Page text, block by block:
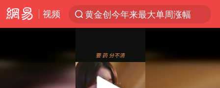
视频
黄金创今年来最大单周涨幅
台风白海豚闭眼意味着什么
峰哥实名举报汪海林偷税漏税